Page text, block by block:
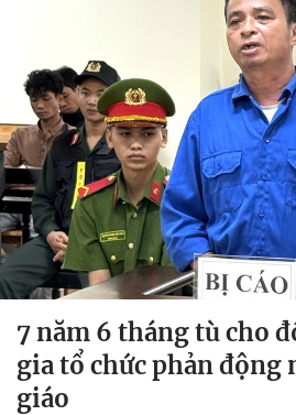
7 năm 6 tháng tù cho
gia tổ chức phản động
giáo